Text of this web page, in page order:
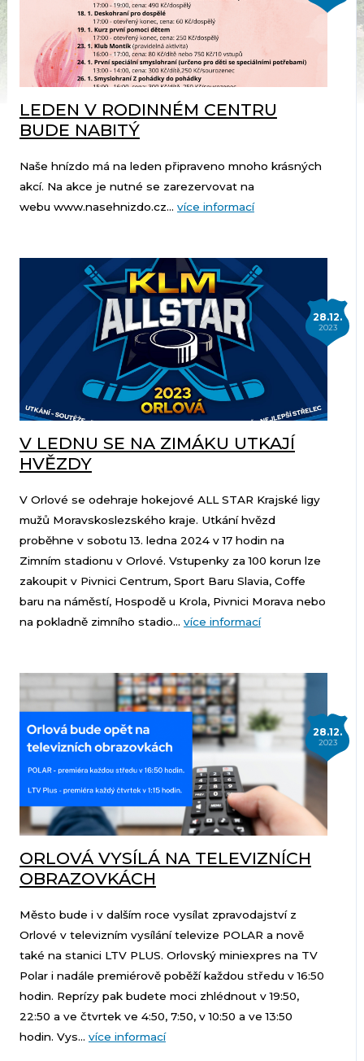
LEDEN V RODINNÉM CENTRU
BUDE NABITÝ
Naše hnízdo má na leden připraveno mnoho krásných
akcí. Na akce je nutné se zarezervovat na
webu www.nasehnizdo.cz... více informací
28.12.
2023
V LEDNU SE NA ZIMÁKU UTKAJÍ
HVĚZDY
V Orlové se odehraje hokejové ALL STAR Krajské ligy
mužů Moravskoslezského kraje. Utkání hvězd
proběhne v sobotu 13. ledna 2024 v 17 hodin na
Zimním stadionu v Orlové. Vstupenky za 100 korun lze
zakoupit v Pivnici Centrum, Sport Baru Slavia, Coffe
baru na náměstí, Hospodě u Krola, Pivnici Morava nebo
na pokladně zimního stadio... více informací
28.12.
2023
ORLOVÁ VYSÍLÁ NA TELEVIZNÍCH
OBRAZOVKÁCH
Město bude i v dalším roce vysílat zpravodajství z
Orlové v televizním vysílání televize POLAR a nově
také na stanici LTV PLUS. Orlovský miniexpres na TV
Polar i nadále premiérově poběží každou středu v 16:50
hodin. Reprízy pak budete moci zhlédnout v 19:50,
22:50 a ve čtvrtek ve 4:50, 7:50, v 10:50 a ve 13:50
hodin. Vys... více informací